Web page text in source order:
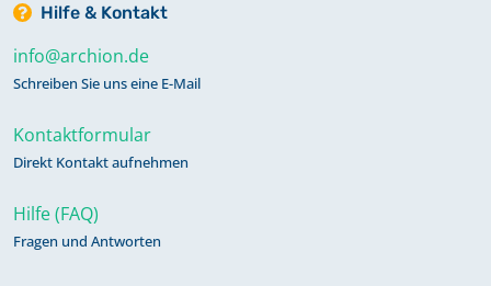
Hilfe & Kontakt
info@archion.de
Schreiben Sie uns eine E-Mail
Kontaktformular
Direkt Kontakt aufnehmen
Hilfe (FAQ)
Fragen und Antworten